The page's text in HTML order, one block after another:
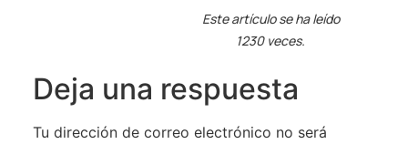
Este artículo se ha leído
1230 veces.
Deja una respuesta
Tu dirección de correo electrónico no será